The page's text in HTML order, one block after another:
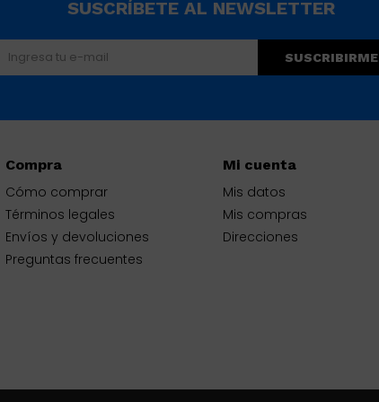
Compra
Cómo comprar
Términos legales
Envíos y devoluciones
Preguntas frecuentes
Mi cuenta
Mis datos
Mis compras
Direcciones
SUSCRÍBETE AL NEWSLETTER
SUSCRIBIRME